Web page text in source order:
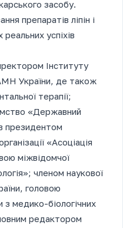
засобу.
препаратів ліпін і
успіхів
Інституту
АМН України, де також
терапії;
«Державний
президентом
«Асоціація
міжвідомчої
членом наукової
головою
медико-біологічних
редактором